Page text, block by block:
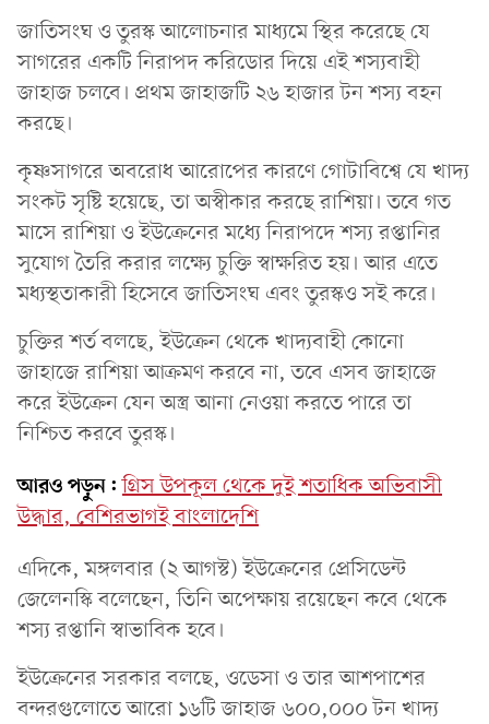
জাতিসংঘ ও তুরস্ক আলোচনার মাধ্যমে স্থির করেছে যে
সাগরের একটি নিরাপদ করিডোর দিয়ে এই শস্যবাহী
জাহাজ চলবে। প্রথম জাহাজটি ২৬ হাজার টন শস্য বহন
করছে।
কৃষ্ণসাগরে অবরোধ আরোপের কারণে গোটাবিশ্বে যে খাদ্য
সংকট সৃষ্টি হয়েছে, তা অস্বীকার করছে রাশিয়া। তবে গত
মাসে রাশিয়া ও ইউক্রেনের মধ্যে নিরাপদে শস্য রপ্তানির
সুযোগ তৈরি করার লক্ষ্যে চুক্তি স্বাক্ষরিত হয়। আর এতে
মধ্যস্থতাকারী হিসেবে জাতিসংঘ এবং তুরস্কও সই করে।
চুক্তির শর্ত বলছে, ইউক্রেন থেকে খাদ্যবাহী কোনো
জাহাজে রাশিয়া আক্রমণ করবে না, তবে এসব জাহাজে
করে ইউক্রেন যেন অস্ত্র আনা নেওয়া করতে পারে তা
নিশ্চিত করবে তুরস্ক।
আরও পড়ুন: গ্রিস উপকূল থেকে দুই শতাধিক অভিবাসী
উদ্ধার, বেশিরভাগই বাংলাদেশি
এদিকে, মঙ্গলবার (২ আগস্ট) ইউক্রেনের প্রেসিডেন্ট
জেলেনস্কি বলেছেন, তিনি অপেক্ষায় রয়েছেন কবে থেকে
শস্য রপ্তানি স্বাভাবিক হবে।
ইউক্রেনের সরকার বলছে, ওডেসা ও তার আশপাশের
বন্দরগুলোতে আরো ১৬টি জাহাজ ৬০০,০০০ টন খাদ্য